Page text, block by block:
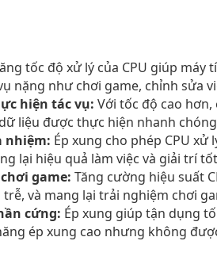
tốc độ xử lý của CPU giúp
nặng như chơi game, chỉnh sửa
hiện tác vụ: Với tốc độ cao
liệu được thực hiện nhanh
nhiệm: Ép xung cho phép CPU
lại hiệu quả làm việc và giải trí
game: Tăng cường hiệu suất
trễ, và mang lại trải nghiệm chơi
cứng: Ép xung giúp tận dụng
ép xung cao nhưng không